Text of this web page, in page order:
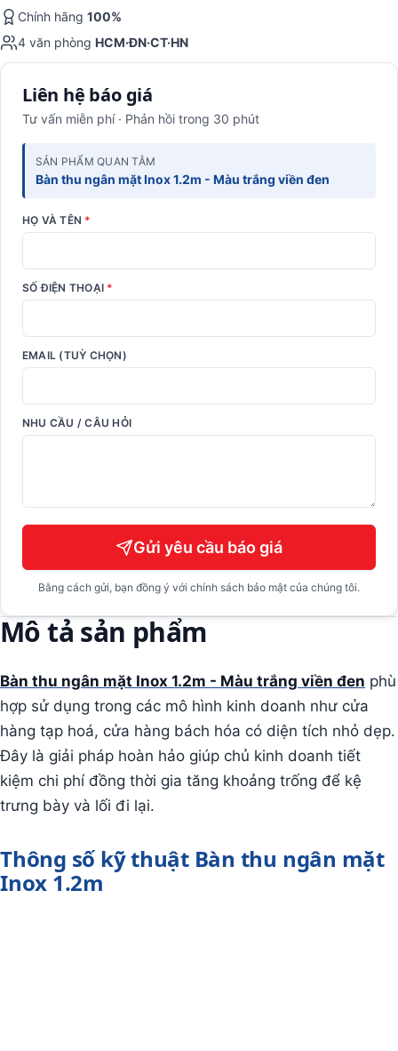
Chính hãng 100%
4 văn phòng HCM·ĐN·CT·HN
Liên hệ báo giá
Tư vấn miễn phí · Phản hồi trong 30 phút
SẢN PHẨM QUAN TÂM
Bàn thu ngân mặt Inox 1.2m - Màu trắng viền đen
HỌ VÀ TÊN *
SỐ ĐIỆN THOẠI *
EMAIL (TUỲ CHỌN)
NHU CẦU / CÂU HỎI
Gửi yêu cầu báo giá
Bằng cách gửi, bạn đồng ý với chính sách bảo mật của chúng tôi.
Mô tả sản phẩm
Bàn thu ngân mặt Inox 1.2m - Màu trắng viền đen phù
hợp sử dụng trong các mô hình kinh doanh như cửa
hàng tạp hoá, cửa hàng bách hóa có diện tích nhỏ dẹp.
Đây là giải pháp hoàn hảo giúp chủ kinh doanh tiết
kiệm chi phí đồng thời gia tăng khoảng trống để kệ
trưng bày và lối đi lại.
Thông số kỹ thuật Bàn thu ngân mặt
Inox 1.2m